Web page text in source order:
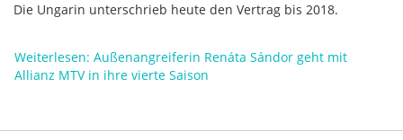
Die Ungarin unterschrieb heute den Vertrag bis 2018.
Weiterlesen: Außenangreiferin Renáta Sándor geht mit
Allianz MTV in ihre vierte Saison